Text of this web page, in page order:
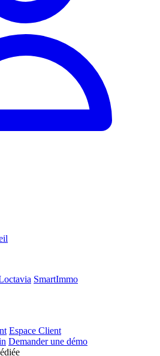
SmartImmo
Espace Client
Demander une démo